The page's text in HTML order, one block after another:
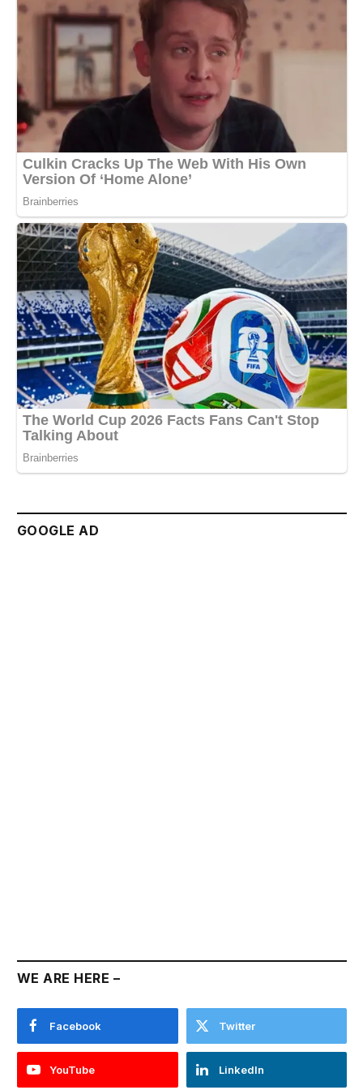
GOOGLE AD
WE ARE HERE –
Facebook Twitter
YouTube LinkedIn